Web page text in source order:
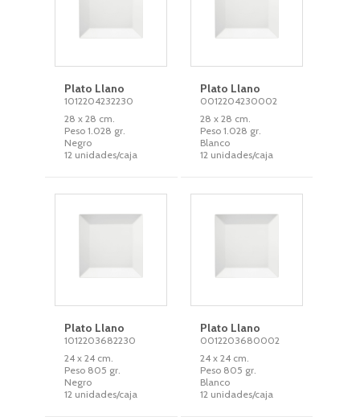
Plato Llano
1012204232230
28 x 28 cm.
Peso 1.028 gr.
Negro
12 unidades/caja
Plato Llano
0012204230002
28 x 28 cm.
Peso 1.028 gr.
Blanco
12 unidades/caja
Plato Llano
1012203682230
24 x 24 cm.
Peso 805 gr.
Negro
12 unidades/caja
Plato Llano
0012203680002
24 x 24 cm.
Peso 805 gr.
Blanco
12 unidades/caja